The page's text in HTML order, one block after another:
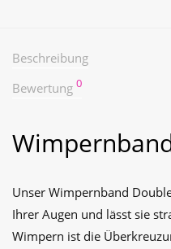
Beschreibung
Bewertung 0
Unser Wimpernband
Ihrer Augen und lässt sie
Wimpern ist die